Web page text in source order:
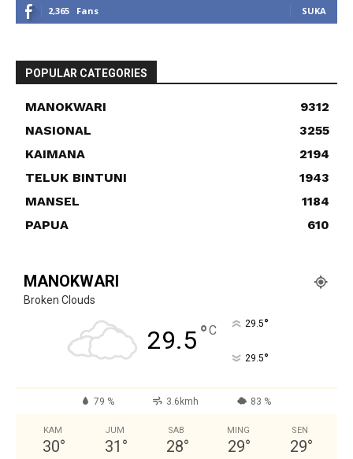
2,365 Fans SUKA
POPULAR CATEGORIES
MANOKWARI
9312
NASIONAL
3255
KAIMANA
2194
TELUK BINTUNI
1943
MANSEL
1184
PAPUA
610
MANOKWARI
Broken Clouds
29.5°C 29.5°
29.5°
79 % 3.6kmh 83 %
KAM
30°
JUM
31 °
SAB
28°
MING
29°
SEN
29°